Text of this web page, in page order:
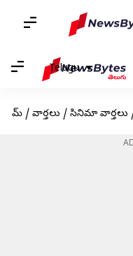
Telugu
హోమ్ / వార్తలు / సినిమా వార్తలు